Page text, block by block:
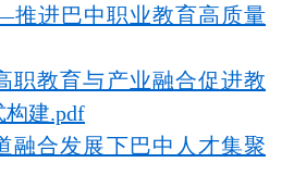
进巴中职业教育高质量
职教育与产业融合促进教
建.pdf
融合发展下巴中人才集聚